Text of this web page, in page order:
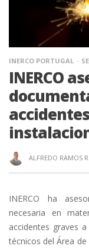
INERCO PORTUGAL
INERCO
ALFREDO RAMOS
INERCO ha
necesaria en
accidentes graves
técnicos del Área